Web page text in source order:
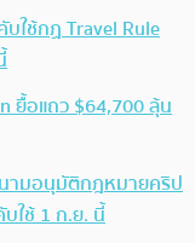
ใช้กฏ Travel Rule
ยื้อแถว $64,700 ลุ้น
ามอนุมัติกฎหมายคริป
ใช้ 1 ก.ย. นี้